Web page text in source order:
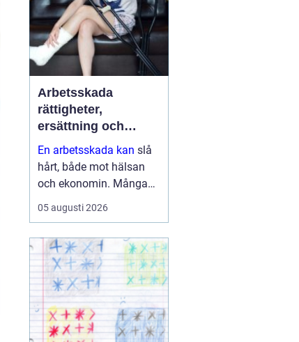
Arbetsskada
rättigheter,
ersättning och
vägen vidare
En arbetsskada kan slå
hårt, både mot hälsan
och ekonomin. Många
vet att arbetsgivaren ska
informeras och att
en roll, men färre har f...
05 augusti 2026